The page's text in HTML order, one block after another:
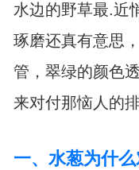
水边的野草最.近
琢磨还真有意思
管，翠绿的颜色
来对付那恼人的排
一、水葱为什